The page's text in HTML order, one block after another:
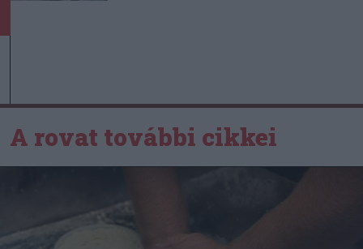
A rovat további cikkei